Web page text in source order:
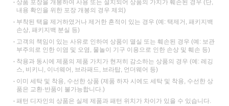
상품 포장을 개봉하여 사용 또는 설치되어 상품의 가치가 훼손된 경우 (단,
내용 확인을 위한 포장 개봉의 경우 제외)
부착된 택을 제거하였거나 제거한 흔적이 있는 경우 (예: 택제거, 패키지백
손상, 패키지백 분실 등)
고객의 책임이 있는 사유로 인하여 상품이 멸실 또는 훼손된 경우 (예: 보관
부주의로 인한 이염 및 오염, 물놀이 기구 이용으로 인한 손상 및 훼손 등)
착용과 동시에 제품의 제품 가치가 현저히 감소하는 상품의 경우 (예: 레깅
스, 비키니, 이너웨어, 브라패드, 브라탑, 언더웨어 등)
이미 세탁 및 착용, 수선한 상품 (제품 하자 시에도 세탁 및 착용, 수선한 상
품은 교환·반품이 불가능합니다.)
패턴 디자인의 상품은 실제 제품과 패턴 위치가 차이가 있을 수 있습니다.